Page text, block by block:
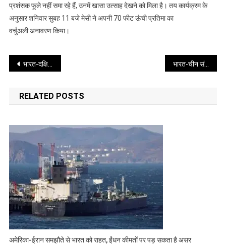
हुआ
जोरदार
हजारों
प्रशंसक फूले नहीं समा रहे हैं, उनमें खासा उत्साह देखने को मिला है। तय कार्यक्रम के
अनुसार शनिवार सुबह 11 बजे मेसी ने अपनी 70 फीट ऊंची प्रतिमा का
वर्चुअली अनावरण किया।
Post
navigation
भारत-दक्षिण अफ्रीका दूसरा टी20 आज भारत-चीन संबंधों में नई पहल, चीनी पेशेवरों के लिए बिजनेस वीजा प्रक्रिया हुई आसान
RELATED POSTS
अमेरिका-ईरान समझौते से भारत को राहत, ईंधन कीमतों पर पड़ सकता है असर